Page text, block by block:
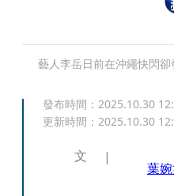
藝人李岳日前在沖繩快閃卻
發布時間： 2025.10.30
更新時間： 2025.10.30
文
葉